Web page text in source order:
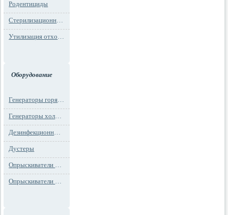
Родентициды
Стерилизационная упаковка
Утилизация отходов
Оборудование
Генераторы горячего тумана
Генераторы холодного тумана
Дезинфекционные установки
Дустеры
Опрыскиватели моторные
Опрыскиватели ранцевые